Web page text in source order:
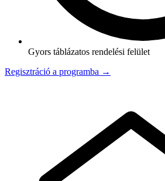
Gyors táblázatos rendelési felület
Regisztráció a programba →